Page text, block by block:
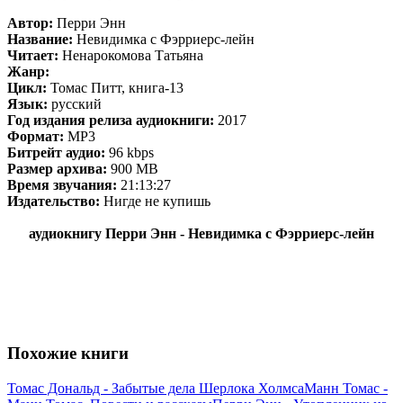
Автор: Перри Энн
Название: Невидимка с Фэрриерс-лейн
Читает: Ненарокомова Татьяна
Жанр:
Цикл: Томас Питт, книга-13
Язык: русский
Год издания релиза аудиокниги: 2017
Формат: MP3
Битрейт аудио: 96 kbps
Размер архива: 900 MB
Время звучания: 21:13:27
Издательство: Нигде не купишь
аудиокнигу Перри Энн - Невидимка с Фэрриерс-лейн
Похожие книги
Томас Дональд - Забытые дела Шерлока ХолмсаМанн Томас -